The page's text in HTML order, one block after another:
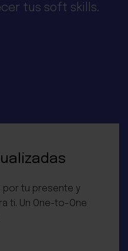
tus soft skills.
por tu presente y
ti. Un One-to-One